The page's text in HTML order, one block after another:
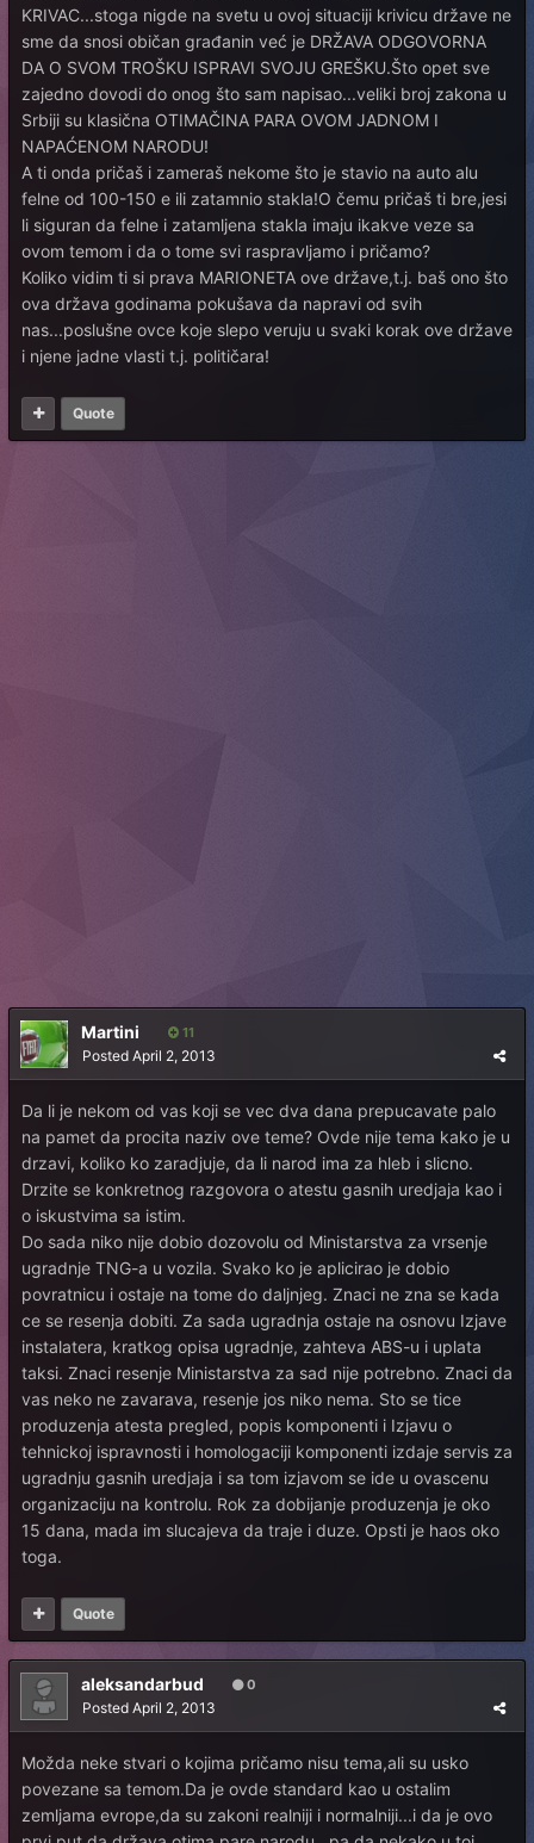
KRIVAC...stoga nigde na svetu u ovoj situaciji krivicu države ne
sme da snosi običan građanin već je DRŽAVA ODGOVORNA
DA O SVOM TROŠKU ISPRAVI SVOJU GREŠKU.Što opet sve
zajedno dovodi do onog što sam napisao...veliki broj zakona u
Srbiji su klasična OTIMAČINA PARA OVOM JADNOM I
NAPAĆENOM NARODU!
A ti onda pričaš i zameraš nekome što je stavio na auto alu
felne od 100-150 e ili zatamnio stakla!O čemu pričaš ti bre,jesi
li siguran da felne i zatamljena stakla imaju ikakve veze sa
ovom temom i da o tome svi raspravljamo i pričamo?
Koliko vidim ti si prava MARIONETA ove države,t.j. baš ono što
ova država godinama pokušava da napravi od svih
nas...poslušne ovce koje slepo veruju u svaki korak ove države
i njene jadne vlasti t.j. političara!
Quote
Martini 11
Posted April 2, 2013
Da li je nekom od vas koji se vec dva dana prepucavate palo
na pamet da procita naziv ove teme? Ovde nije tema kako je u
drzavi, koliko ko zaradjuje, da li narod ima za hleb i slicno.
Drzite se konkretnog razgovora o atestu gasnih uredjaja kao i
o iskustvima sa istim.
Do sada niko nije dobio dozovolu od Ministarstva za vrsenje
ugradnje TNG-a u vozila. Svako ko je aplicirao je dobio
povratnicu i ostaje na tome do daljnjeg. Znaci ne zna se kada
ce se resenja dobiti. Za sada ugradnja ostaje na osnovu Izjave
instalatera, kratkog opisa ugradnje, zahteva ABS-u i uplata
taksi. Znaci resenje Ministarstva za sad nije potrebno. Znaci da
vas neko ne zavarava, resenje jos niko nema. Sto se tice
produzenja atesta pregled, popis komponenti i Izjavu o
tehnickoj ispravnosti i homologaciji komponenti izdaje servis za
ugradnju gasnih uredjaja i sa tom izjavom se ide u ovascenu
organizaciju na kontrolu. Rok za dobijanje produzenja je oko
15 dana, mada im slucajeva da traje i duze. Opsti je haos oko
toga.
Quote
aleksandarbud 0
Posted April 2, 2013
Možda neke stvari o kojima pričamo nisu tema,ali su usko
povezane sa temom.Da je ovde standard kao u ostalim
zemljama evrope,da su zakoni realniji i normalniji...i da je ovo